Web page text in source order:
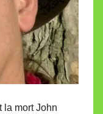
la mort John